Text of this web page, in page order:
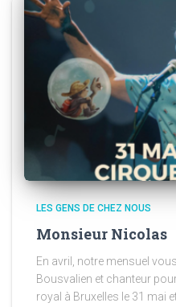
LES GENS DE CHEZ NOUS
Monsieur Nicolas
En avril, notre mensuel
Bousvalien et chanteur
royal à Bruxelles le 31 mai